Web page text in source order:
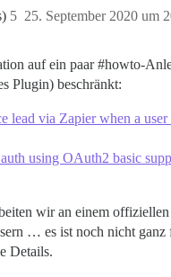
25. September 2020 um
5
auf ein paar#howto-
Plugin) beschränkt:
lead via Zapier when a
using OAuth2 basic
wir an einem
… es ist noch nicht
Details.